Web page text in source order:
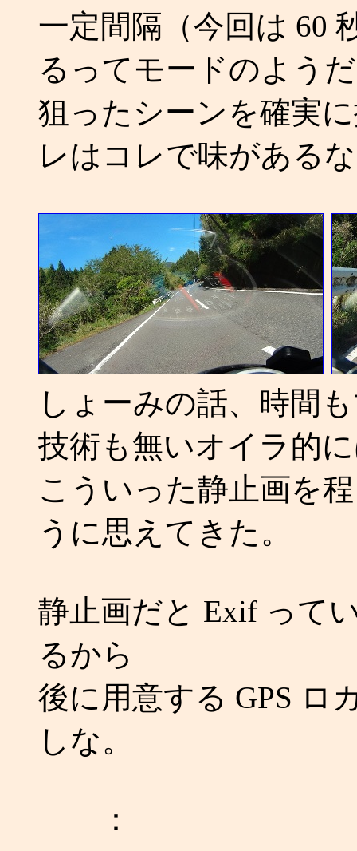
一定間隔（今回は 60
るってモードのよう
狙ったシーンを確実
レはコレで味がある
しょーみの話、時間
技術も無いオイラ的
こういった静止画を
うに思えてきた。
静止画だと Exif って
るから
後に用意する GPS ロ
しな。
：